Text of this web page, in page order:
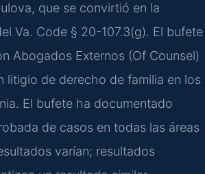
que se convirtió en la
Va. Code § 20-107.3(g). El bufete
Abogados Externos (Of Counsel)
litigio de derecho de familia en los
El bufete ha documentado
de casos en todas las áreas
varían; resultados